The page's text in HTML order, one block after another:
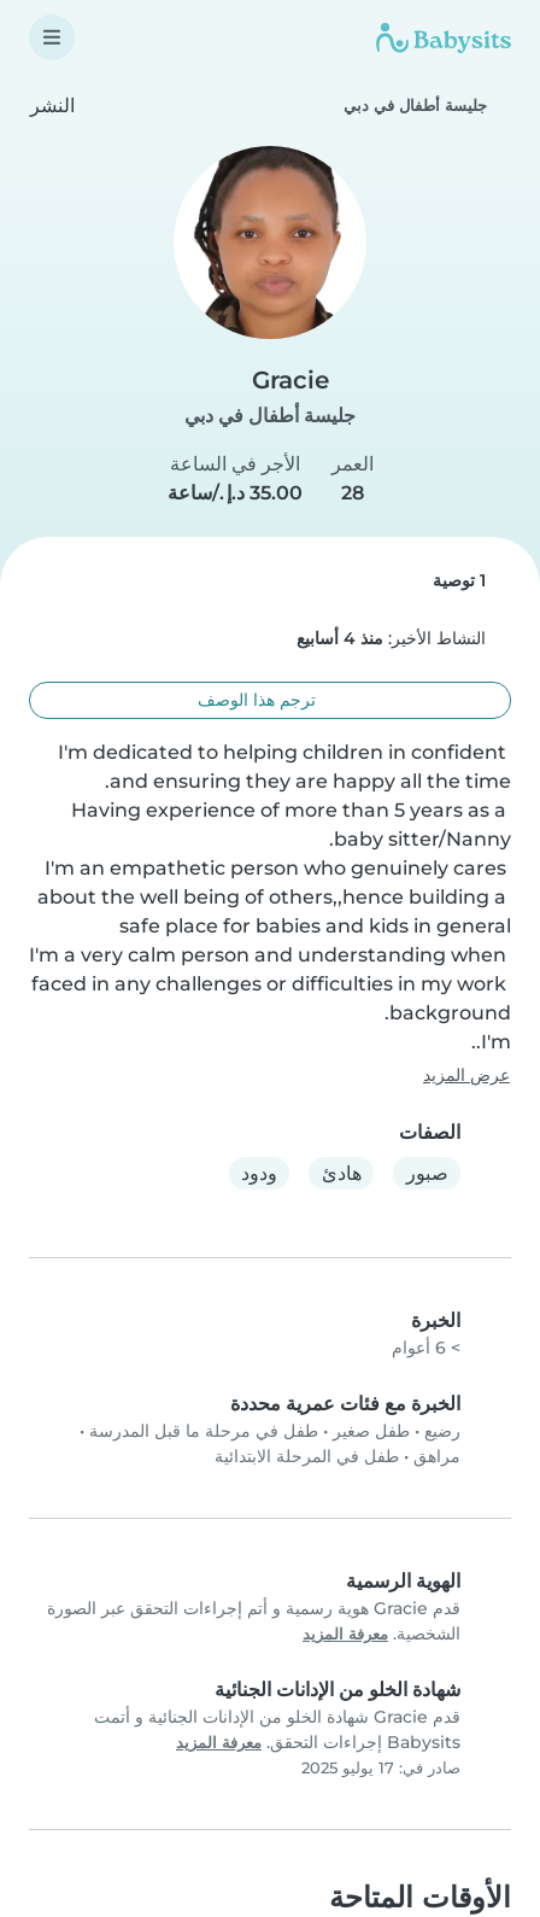
جليسة أطفال في دبي النشر
Gracie
جليسة أطفال في دبي
العمر
28
الأجر في الساعة
النشاط الأخير: منذ 4 أسابيع
ترجم هذا الوصف
I'm dedicated to helping children in confident
Having experience of more than 5 years as a
I'm an empathetic person who genuinely cares
about the well being of others,,hence building a
I'm a very calm person and understanding when
faced in any challenges or difficulties in my work
I'm..
عرض المزيد
الصفات
صبور
هادئ ودود
الخبرة
> 6 أعوام
الخبرة مع فئات عمرية محددة
رضيع • طفل صغير • طفل في مرحلة ما قبل المدرسة •
مراهق • طفل في المرحلة الابتدائية
الهوية الرسمية
قدم Gracie هوية رسمية و أتم إجراءات التحقق عبر الصورة
الشخصية. معرفة المزيد
شهادة الخلو من الإدانات الجنائية
قدم Gracie شهادة الخلو من الإدانات الجنائية و أتمت
Babysits إجراءات التحقق.
معرفة المزيد
صادر في: 17 يوليو 2025
الأوقات المتاحة